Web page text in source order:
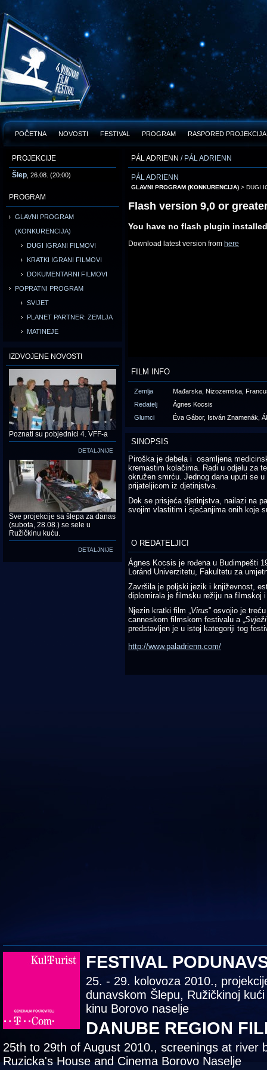
POČETNA NOVOSTI FESTIVAL PROGRAM RASPORED PROJEKCIJA
PROJEKCIJE
Šlep , 26.08. (20:00)
PROGRAM
GLAVNI PROGRAM
(KONKURENCIJA)
DUGI IGRANI FILMOVI
KRATKI IGRANI FILMOVI
DOKUMENTARNI FILMOVI
POPRATNI PROGRAM
SVIJET
PLANET PARTNER: ZEMLJA
MATINEJE
IZDVOJENE NOVOSTI
Poznati su pobjednici 4. VFF-a
DETALJNIJE
Sve projekcije sa šlepa za danas
(subota, 28.08.) se sele u
Ružičkinu kuću.
DETALJNIJE
PÁL ADRIENN / PÁL ADRIENN
PÁL ADRIENN
GLAVNI PROGRAM (KONKURENCIJA) > DUGI
Flash version 9,0 or
You have no flash plugin installed
Download latest version from here
FILM INFO
Zemlja
Mađarska, Nizozemska,
Redatelj
Ágnes Kocsis
Glumci
Éva Gábor, István Znamenák,
SINOPSIS
Piroška je debela i osamljena
kremastim kolačima. Radi u odjelu za
okružen smrću. Jednog dana uputi se
prijateljicom iz djetinjstva.
Dok se prisjeća djetinjstva, nailazi na
svojim vlastitim i sjećanjima onih koje
O REDATELJICI
Ágnes Kocsis je rođena u Budimpešti
Loránd Univerzitetu, Fakultetu za
Završila je poljski jezik i književnost,
diplomirala je filmsku režiju na filmskoj
Njezin kratki film „ Virus” osvojio je
canneskom filmskom festivalu a „
predstavljen je u istoj kategoriji tog
http://www.paladrienn.com/
FESTIVAL
25. - 29. kolovoza 2010.,
dunavskom Šlepu, Ružičkinoj
kinu Borovo naselje
DANUBE REGION
25th to 29th of August 2010., screenings at river
Ruzicka's House and Cinema Borovo Naselje